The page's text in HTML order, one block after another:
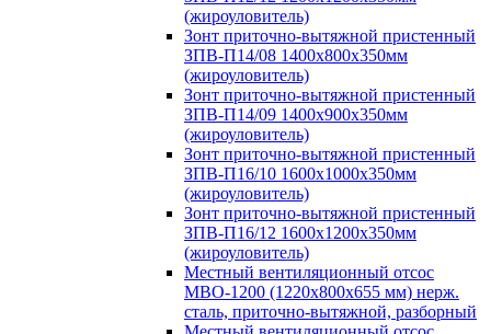
(жироуловитель)
Зонт приточно-вытяжной пристенный
ЗПВ-П14/08 1400х800х350мм
(жироуловитель)
Зонт приточно-вытяжной пристенный
ЗПВ-П14/09 1400х900х350мм
(жироуловитель)
Зонт приточно-вытяжной пристенный
ЗПВ-П16/10 1600х1000х350мм
(жироуловитель)
Зонт приточно-вытяжной пристенный
ЗПВ-П16/12 1600х1200х350мм
(жироуловитель)
Местный вентиляционный отсос
МВО-1200 (1220х800х655 мм) нерж.
сталь, приточно-вытяжной, разборный